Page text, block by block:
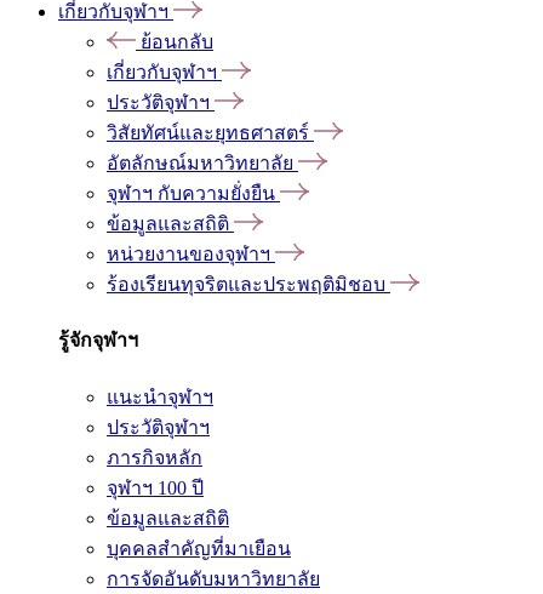
เกี่ยวกับจุฬาฯ
ย้อนกลับ
เกี่ยวกับจุฬาฯ
ประวัติจุฬาฯ
วิสัยทัศน์และยุทธศาสตร์
อัตลักษณ์มหาวิทยาลัย
จุฬาฯ กับความยั่งยืน
ข้อมูลและสถิติ
หน่วยงานของจุฬาฯ
ร้องเรียนทุจริตและประพฤติมิชอบ
รู้จักจุฬาฯ
แนะนำจุฬาฯ
ประวัติจุฬาฯ
ภารกิจหลัก
จุฬาฯ 100 ปี
ข้อมูลและสถิติ
บุคคลสำคัญที่มาเยือน
การจัดอันดับมหาวิทยาลัย